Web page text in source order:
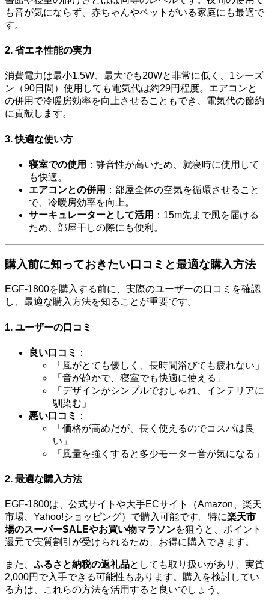
も音が気にならず、赤ちゃんやペットがいる家庭にも最適で
す。
2. 省エネ性能の実力
消費電力は最小1.5W、最大でも20Wと非常に低く、1シーズ
ン（90日間）使用しても電気代は約29円程度。エアコンと
の併用で冷暖房効率を向上させることもでき、電気代の節約
に貢献します。
3. 快適な使い方
寝室での使用 ：静音性が高いため、就寝時に使用して
も快適。
エアコンとの併用 ：部屋全体の空気を循環させること
で、冷暖房効率を向上。
サーキュレーターとして活用 ：15m先まで風を届ける
ため、部屋干しの際にも便利。
購入前に知っておきたい口コミと最適な購入方法
EGF-1800を購入する前に、実際のユーザーの口コミを確認
し、最適な購入方法を知ることが重要です。
1. ユーザーの口コミ
良い口コミ
：
「風がとても優しく、長時間浴びても疲れない」
「音が静かで、寝室でも快適に使える」
「デザインがシンプルでおしゃれ、インテリアに
馴染む」
悪い口コミ
：
「価格が高めだが、長く使えるのでコスパは良
い」
「風量を強くすると多少モーター音が気になる」
2. 最適な購入方法
EGF-1800は、公式サイトや大手ECサイト（Amazon、楽天
市場、Yahoo!ショッピング）で購入可能です。特に楽天市
場のスーパーSALEやお買い物マラソンを狙うと、ポイント
還元で実質割引が受けられるため、お得に購入できます。
また、 ふるさと納税の返礼品としても取り扱いがあり、実質
2,000円で入手できる可能性もあります。購入を検討してい
る方は、これらの方法を活用すると良いでしょう。